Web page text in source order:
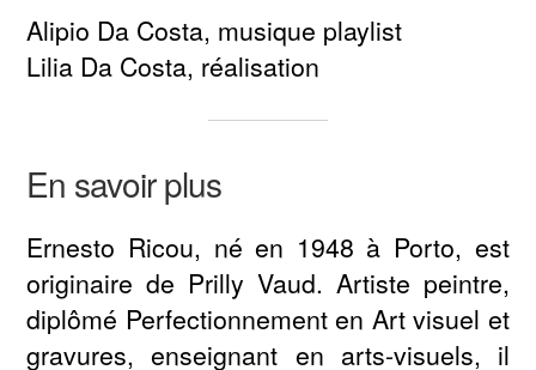
Alipio Da Costa, musique playlist
Lilia Da Costa, réalisation
En savoir plus
Ernesto Ricou, né en 1948 à Porto, est
originaire de Prilly Vaud. Artiste peintre,
diplômé Perfectionnement en Art visuel et
gravures, enseignant en arts-visuels, il